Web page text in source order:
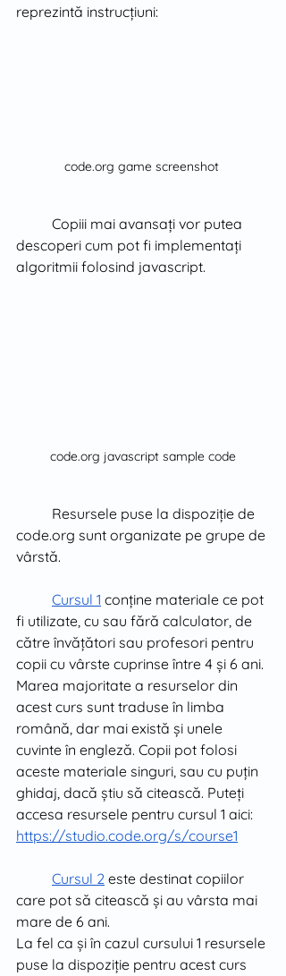
reprezintă instrucțiuni:
code.org game screenshot
Copiii mai avansați vor putea
descoperi cum pot fi implementați
algoritmii folosind javascript.
code.org javascript sample code
Resursele puse la dispoziție de
code.org sunt organizate pe grupe de
vârstă.
Cursul 1 conține materiale ce pot
fi utilizate, cu sau fără calculator, de
către învățători sau profesori pentru
copii cu vârste cuprinse între 4 și 6 ani.
Marea majoritate a resurselor din
acest curs sunt traduse în limba
română, dar mai există și unele
cuvinte în engleză. Copii pot folosi
aceste materiale singuri, sau cu puțin
ghidaj, dacă știu să citească. Puteți
accesa resursele pentru cursul 1 aici:
https://studio.code.org/s/course1
Cursul 2 este destinat copiilor
care pot să citească și au vârsta mai
mare de 6 ani.
La fel ca și în cazul cursului 1 resursele
puse la dispoziție pentru acest curs